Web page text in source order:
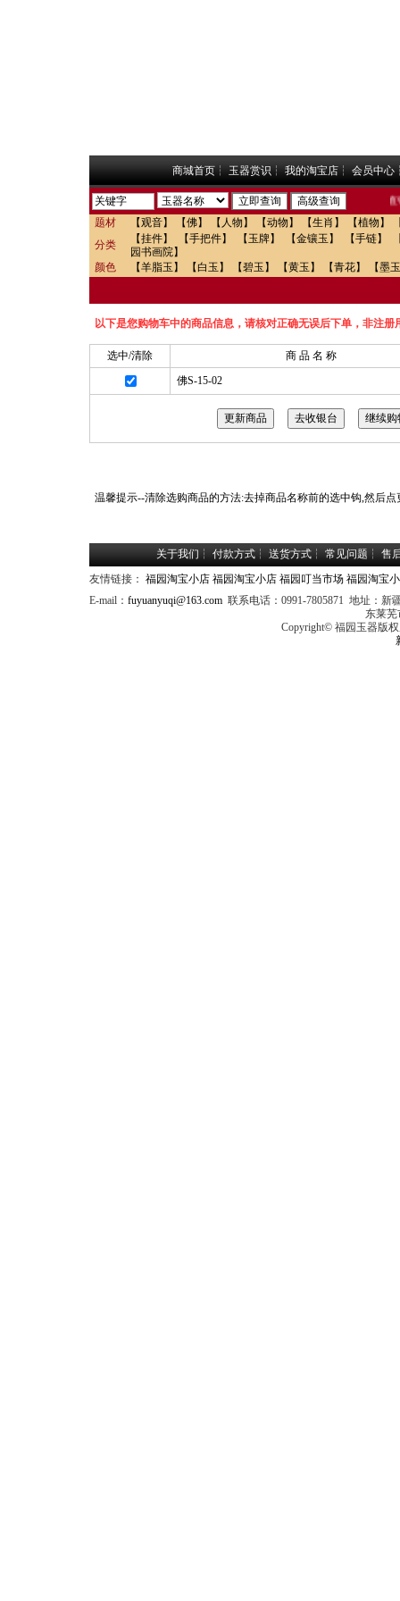
商城首页 ┆ 玉器赏识 ┆ 我的淘宝店 ┆ 会员中心
福园玉器网上直
题材
【观音】 【佛】 【人物】 【动物】 【生肖】 【植物】
分类
【挂件】 【手把件】 【玉牌】 【金镶玉】 【手链】
园书画院】
颜色
【羊脂玉】 【白玉】 【碧玉】 【黄玉】 【青花】 【墨
以下是您购物车中的商品信息，请核对正确无误后下单，非注
选中/清除
商 品 名 称
佛S-15-02
温馨提示--清除选购商品的方法:去掉商品名称前的选中钩,然后
关于我们 ┆ 付款方式 ┆ 送货方式 ┆ 常见问题 ┆
售
友情链接： 福园淘宝小店 福园淘宝小店 福园叮当市场 福园淘宝
E-mail： fuyuanyuqi@163.com 联系电话：0991-7805871 地址：
东莱
Copyright© 福园玉器版